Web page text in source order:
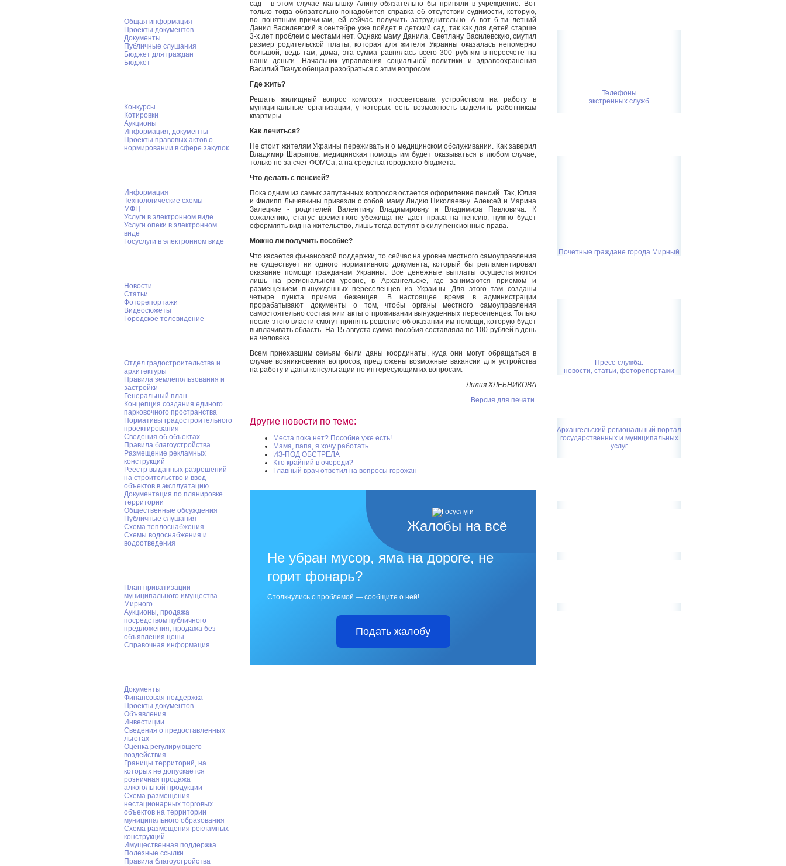
Общая информация
Проекты документов
Документы
Публичные слушания
Бюджет для граждан
Бюджет
Конкурсы
Котировки
Аукционы
Информация, документы
Проекты правовых актов о
нормировании в сфере закупок
Информация
Технологические схемы
МФЦ
Услуги в электронном виде
Услуги опеки в электронном
виде
Госуслуги в электронном виде
Новости
Статьи
Фоторепортажи
Видеосюжеты
Городское телевидение
Отдел градостроительства и
архитектуры
Правила землепользования и
застройки
Генеральный план
Концепция создания единого
парковочного пространства
Нормативы градостроительного
проектирования
Сведения об объектах
Правила благоустройства
Размещение рекламных
конструкций
Реестр выданных разрешений
на строительство и ввод
объектов в эксплуатацию
Документация по планировке
территории
Общественные обсуждения
Публичные слушания
Схема теплоснабжения
Схемы водоснабжения и
водоотведения
План приватизации
муниципального имущества
Мирного
Аукционы, продажа
посредством публичного
предложения, продажа без
объявления цены
Справочная информация
Документы
Финансовая поддержка
Проекты документов
Объявления
Инвестиции
Сведения о предоставленных
льготах
Оценка регулирующего
воздействия
Границы территорий, на
которых не допускается
розничная продажа
алкогольной продукции
Схема размещения
нестационарных торговых
объектов на территории
муниципального образования
Схема размещения рекламных
конструкций
Имущественная поддержка
Полезные ссылки
Правила благоустройства
сад - в этом случае малышку Алину обязательно бы приняли в учреждение. Вот
только тогда обязательно понадобится справка об отсутствии судимости, которую,
по понятным причинам, ей сейчас получить затруднительно. А вот 6-ти летний
Данил Василевский в сентябре уже пойдет в детский сад, так как для детей старше
3-х лет проблем с местами нет. Однако маму Данила, Светлану Василевскую, смутил
размер родительской платы, которая для жителя Украины оказалась непомерно
большой, ведь там, дома, эта сумма равнялась всего 300 рублям в пересчете на
наши деньги. Начальник управления социальной политики и здравоохранения
Василий Ткачук обещал разобраться с этим вопросом.
Где жить?
Решать жилищный вопрос комиссия посоветовала устройством на работу в
муниципальные организации, у которых есть возможность выделить работникам
квартиры.
Как лечиться?
Не стоит жителям Украины переживать и о медицинском обслуживании. Как заверил
Владимир Шарыпов, медицинская помощь им будет оказываться в любом случае,
только не за счет ФОМСа, а на средства городского бюджета.
Что делать с пенсией?
Пока одним из самых запутанных вопросов остается оформление пенсий. Так, Юлия
и Филипп Лычевкины привезли с собой маму Лидию Николаевну. Алексей и Марина
Залецкие - родителей Валентину Владимировну и Владимира Павловича. К
сожалению, статус временного убежища не дает права на пенсию, нужно будет
оформлять вид на жительство, лишь тогда вступят в силу пенсионные права.
Можно ли получить пособие?
Что касается финансовой поддержки, то сейчас на уровне местного самоуправления
не существует ни одного нормативного документа, который бы регламентировал
оказание помощи гражданам Украины. Все денежные выплаты осуществляются
лишь на региональном уровне, в Архангельске, где занимаются приемом и
размещением вынужденных переселенцев из Украины. Для этого там созданы
четыре пункта приема беженцев. В настоящее время в администрации
прорабатывают документы о том, чтобы органы местного самоуправления
самостоятельно составляли акты о проживании вынужденных переселенцев. Только
после этого власти смогут принять решение об оказании им помощи, которую будет
выплачивать область. На 15 августа сумма пособия составляла по 100 рублей в день
на человека.
Всем приехавшим семьям были даны координаты, куда они могут обращаться в
случае возникновения вопросов, предложены возможные вакансии для устройства
на работу и даны консультации по интересующим их вопросам.
Лилия ХЛЕБНИКОВА
Версия для печати
Другие новости по теме:
Места пока нет? Пособие уже есть!
Мама, папа, я хочу работать
ИЗ-ПОД ОБСТРЕЛА
Кто крайний в очереди?
Главный врач ответил на вопросы горожан
Жалобы на всё
Не убран мусор, яма на дороге, не
горит фонарь?
Столкнулись с проблемой — сообщите о ней!
Подать жалобу
Телефоны
экстренных служб
Почетные граждане города Мирный
Пресс-служба:
новости, статьи, фоторепортажи
Архангельский региональный портал
государственных и муниципальных
услуг